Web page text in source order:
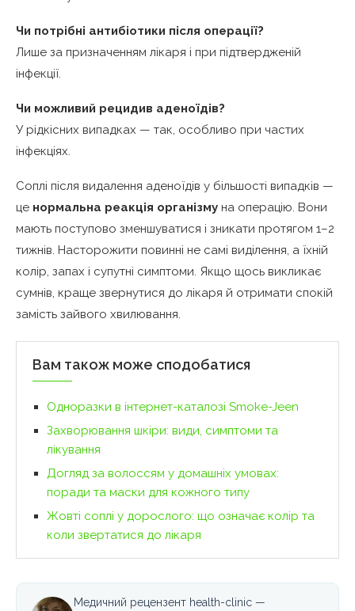
Чи потрібні антибіотики після операції?
Лише за призначенням лікаря і при підтвердженій
інфекції.
Чи можливий рецидив аденоїдів?
У рідкісних випадках — так, особливо при частих
інфекціях.
Соплі після видалення аденоїдів у більшості випадків —
це нормальна реакція організму на операцію. Вони
мають поступово зменшуватися і зникати протягом 1–2
тижнів. Насторожити повинні не самі виділення, а їхній
колір, запах і супутні симптоми. Якщо щось викликає
сумнів, краще звернутися до лікаря й отримати спокій
замість зайвого хвилювання.
Вам також може сподобатися
Одноразки в інтернет-каталозі Smoke-Jeen
Захворювання шкіри: види, симптоми та
лікування
Догляд за волоссям у домашніх умовах:
поради та маски для кожного типу
Жовті соплі у дорослого: що означає колір та
коли звертатися до лікаря
Медичний рецензент health-clinic —